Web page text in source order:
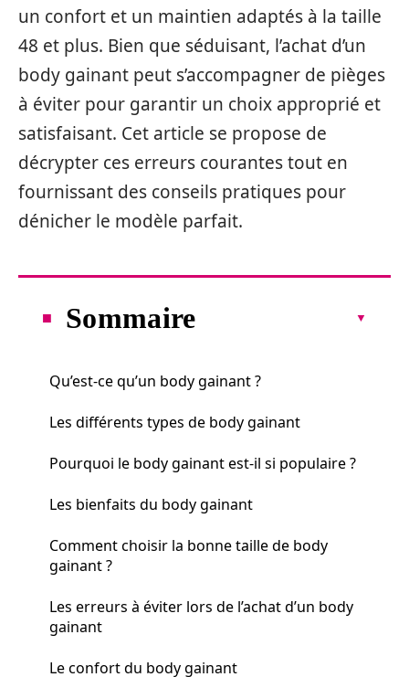
un confort et un maintien adaptés à la taille
48 et plus. Bien que séduisant, l’achat d’un
body gainant peut s’accompagner de pièges
à éviter pour garantir un choix approprié et
satisfaisant. Cet article se propose de
décrypter ces erreurs courantes tout en
fournissant des conseils pratiques pour
dénicher le modèle parfait.
Sommaire
Qu’est-ce qu’un body gainant ?
Les différents types de body gainant
Pourquoi le body gainant est-il si populaire ?
Les bienfaits du body gainant
Comment choisir la bonne taille de body
gainant ?
Les erreurs à éviter lors de l’achat d’un body
gainant
Le confort du body gainant